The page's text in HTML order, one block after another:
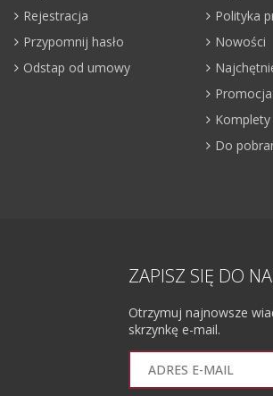
Rejestracja
Przypomnij hasło
Odstap od umowy
Polityka
Nowości
Promocja
Komplety
Do
ZAPISZ SIĘ DO
Otrzymuj najnowsze
skrzynkę e-mail.